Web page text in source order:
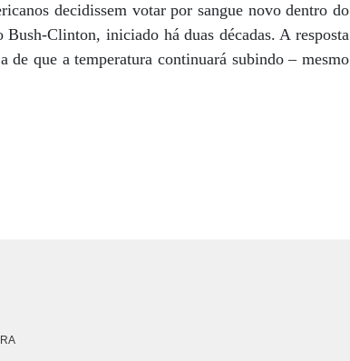
decidissem votar por sangue novo dentro do
Clinton, iniciado há duas décadas. A resposta
de que a temperatura continuará subindo – mesmo